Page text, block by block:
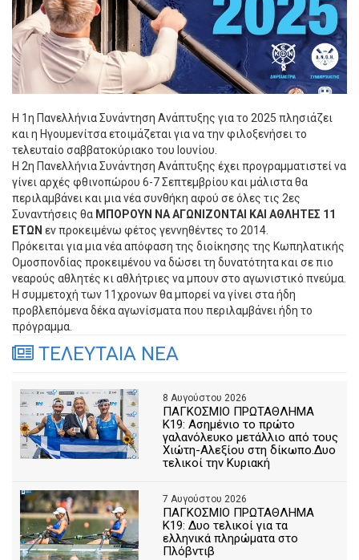
Η 1η Πανελλήνια Συνάντηση Ανάπτυξης για το 2025 πλησιάζει
και η Ηγουμενίτσα ετοιμάζεται για να την φιλοξενήσει το
τελευταίο σαββατοκύριακο του Ιουνίου.
Η 2η Πανελλήνια Συνάντηση Ανάπτυξης έχει προγραμματιστεί να
γίνει αρχές φθινοπώρου 6-7 Σεπτεμβρίου και μάλιστα θα
περιλαμβάνει και μια νέα συνθήκη αφού σε όλες τις 2ες
Συναντήσεις θα ΜΠΟΡΟΥΝ ΝΑ ΑΓΩΝΙΖΟΝΤΑΙ ΚΑΙ ΑΘΛΗΤΕΣ 11
ΕΤΩΝ εν προκειμένω φέτος γεννηθέντες το 2014.
Πρόκειται για μια νέα απόφαση της διοίκησης της Κωπηλατικής
Ομοσπονδίας προκειμένου να δώσει τη δυνατότητα και σε πιο
νεαρούς αθλητές κι αθλήτριες να μπουν στο αγωνιστικό πνεύμα.
Η συμμετοχή των 11χρονων θα μπορεί να γίνει στα ήδη
προβλεπόμενα δέκα αγωνίσματα που περιλαμβάνει ήδη το
πρόγραμμα.
ΤΕΛΕΥΤΑΙΑ ΝΕΑ
8 Αυγούστου 2026
ΠΑΓΚΟΣΜΙΟ ΠΡΩΤΑΘΛΗΜΑ
Κ19: Ασημένιο το πρώτο
γαλανόλευκο μετάλλιο από τους
Χιώτη-Αλεξίου στη δίκωπο.Δυο
τελικοί την Κυριακή
7 Αυγούστου 2026
ΠΑΓΚΟΣΜΙΟ ΠΡΩΤΑΘΛΗΜΑ
Κ19: Δυο τελικοί για τα
ελληνικά πληρώματα στο
Πλόβντιβ